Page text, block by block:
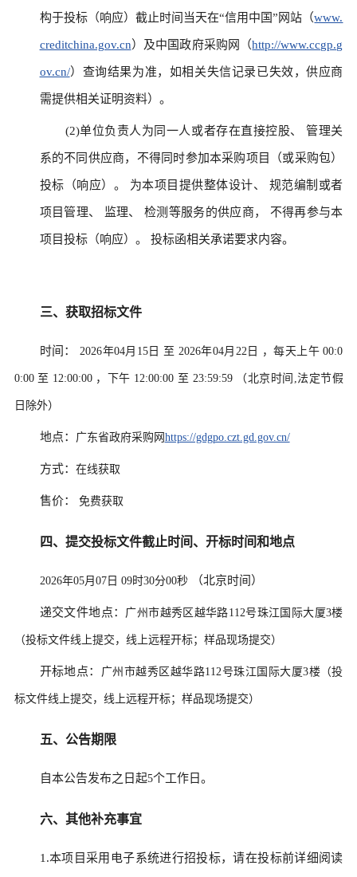
构于投标（响应）截止时间当天在“信用中国”网站（www.
creditchina.gov.cn）及中国政府采购网（http://www.ccgp.g
ov.cn/）查询结果为准，如相关失信记录已失效，供应商
需提供相关证明资料）。
(2)单位负责人为同一人或者存在直接控股、 管理关
系的不同供应商，不得同时参加本采购项目（或采购包）
投标（响应）。 为本项目提供整体设计、 规范编制或者
项目管理、 监理、 检测等服务的供应商， 不得再参与本
项目投标（响应）。 投标函相关承诺要求内容。
三、获取招标文件
时间： 2026年04月15日 至 2026年04月22日 ，每天上午 00:0
0:00 至 12:00:00 ，下午 12:00:00 至 23:59:59 （北京时间,法定节假
日除外）
地点： 广东省政府采购网https://gdgpo.czt.gd.gov.cn/
方式： 在线获取
售价： 免费获取
四、提交投标文件截止时间、开标时间和地点
2026年05月07日 09时30分00秒 （北京时间）
递交文件地点： 广州市越秀区越华路112号珠江国际大厦3楼
（投标文件线上提交，线上远程开标；样品现场提交）
开标地点： 广州市越秀区越华路112号珠江国际大厦3楼（投
标文件线上提交，线上远程开标；样品现场提交）
五、公告期限
自本公告发布之日起5个工作日。
六、其他补充事宜
1.本项目采用电子系统进行招投标，请在投标前详细阅读